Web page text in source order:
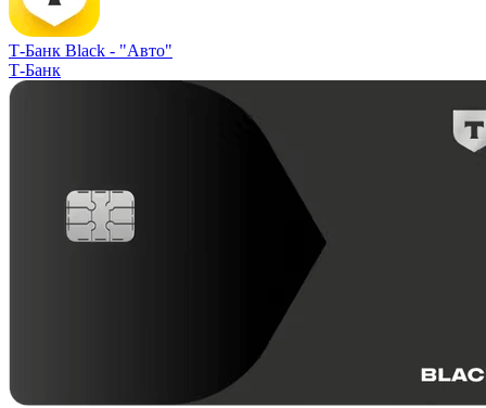
Т-Банк Black - "Авто"
Т-Банк